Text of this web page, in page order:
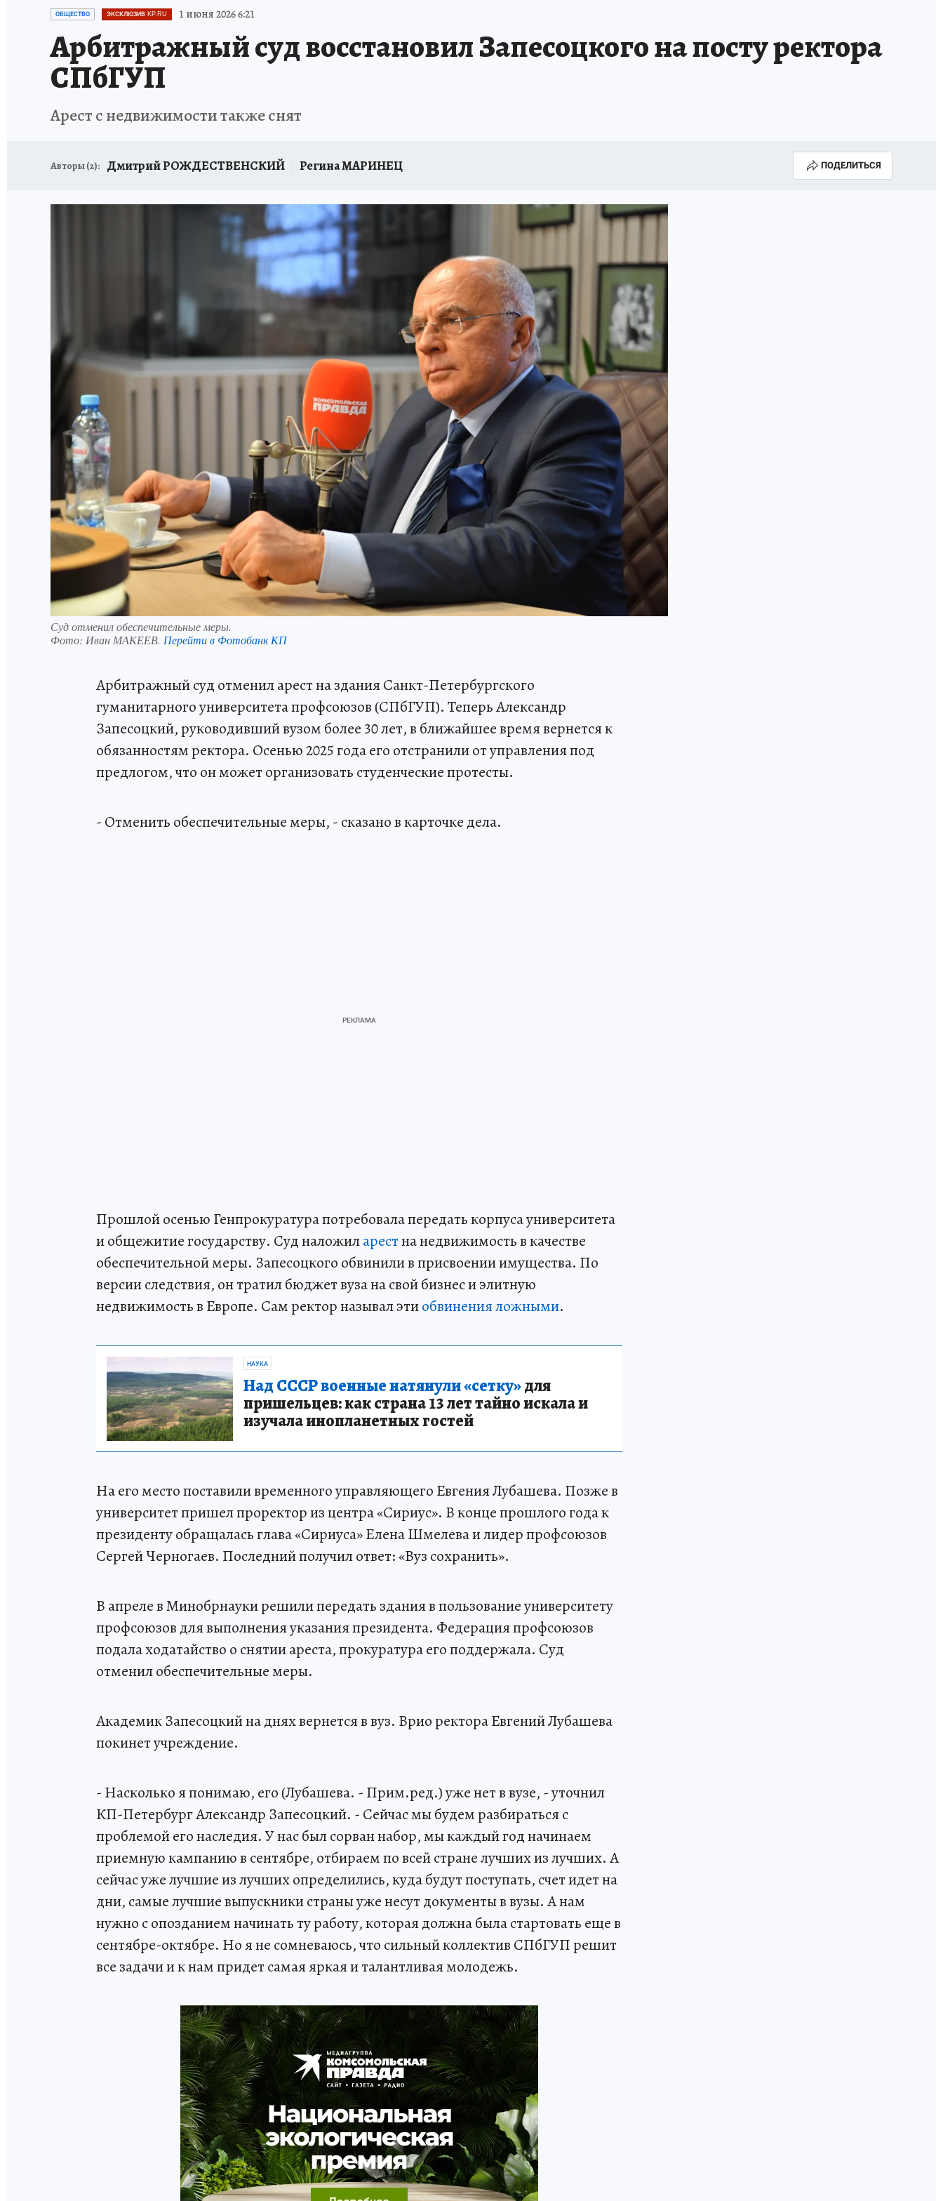
ПЕТЕРБУРГСКАЯ СТРОЙКА НЕИЗВЕСТНАЯ БЛОКАДА
ОБЩЕСТВО ЭКСКЛЮЗИВ KP.RU 1 июня 2026 6:21
Арбитражный суд восстановил Запесоцкого на посту ректора
СПбГУП
Арест с недвижимости также снят
Авторы (2): Дмитрий РОЖДЕСТВЕНСКИЙ Регина МАРИНЕЦ ПОДЕЛИТЬСЯ
Суд отменил обеспечительные меры.
Фото: Иван МАКЕЕВ. Перейти в Фотобанк КП
Арбитражный суд отменил арест на здания Санкт-Петербургского
гуманитарного университета профсоюзов (СПбГУП). Теперь Александр
Запесоцкий, руководивший вузом более 30 лет, в ближайшее время вернется к
обязанностям ректора. Осенью 2025 года его отстранили от управления под
предлогом, что он может организовать студенческие протесты.
- Отменить обеспечительные меры, - сказано в карточке дела.
Прошлой осенью Генпрокуратура потребовала передать корпуса университета
и общежитие государству. Суд наложиларестна недвижимость в качестве
обеспечительной меры. Запесоцкого обвинили в присвоении имущества. По
версии следствия, он тратил бюджет вуза на свой бизнес и элитную
недвижимость в Европе. Сам ректор называл этиобвинения ложными.
НАУКА
Над СССР военные натянули «сетку»для
пришельцев: как страна 13 лет тайно искала и
изучала инопланетных гостей
На его место поставили временного управляющего Евгения Лубашева. Позже в
университет пришел проректор из центра «Сириус». В конце прошлого года к
президенту обращалась глава «Сириуса» Елена Шмелева и лидер профсоюзов
Сергей Черногаев. Последний получил ответ: «Вуз сохранить».
В апреле в Минобрнауки решили передать здания в пользование университету
профсоюзов для выполнения указания президента. Федерация профсоюзов
подала ходатайство о снятии ареста, прокуратура его поддержала. Суд
отменил обеспечительные меры.
Академик Запесоцкий на днях вернется в вуз. Врио ректора Евгений Лубашева
покинет учреждение.
- Насколько я понимаю, его (Лубашева. - Прим.ред.) уже нет в вузе, - уточнил
КП-Петербург Александр Запесоцкий. - Сейчас мы будем разбираться с
проблемой его наследия. У нас был сорван набор, мы каждый год начинаем
приемную кампанию в сентябре, отбираем по всей стране лучших из лучших. А
сейчас уже лучшие из лучших определились, куда будут поступать, счет идет на
дни, самые лучшие выпускники страны уже несут документы в вузы. А нам
нужно с опозданием начинать ту работу, которая должна была стартовать еще в
сентябре-октябре. Но я не сомневаюсь, что сильный коллектив СПбГУП решит
все задачи и к нам придет самая яркая и талантливая молодежь.